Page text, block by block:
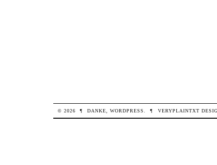
© 2026 ¶ DANKE,WORDPRESS ¶ VERYPLAINTXT